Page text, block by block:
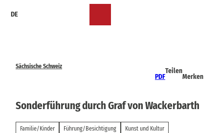
DE
Sächsische Schweiz
PDF
Teilen
Merken
Sonderführung durch Graf von Wackerbarth
Familie/Kinder Führung/Besichtigung Kunst und Kultur